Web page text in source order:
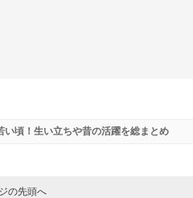
い頃！生い立ちや昔の活躍を総まとめ
の先頭へ